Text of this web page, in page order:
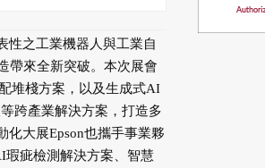
性之工業機器人與工業自
帶來全新突破。本次展會
堆棧方案，以及生成式AI
跨產業解決方案，打造多
化大展Epson也攜手事業夥
疵檢測解決方案、智慧